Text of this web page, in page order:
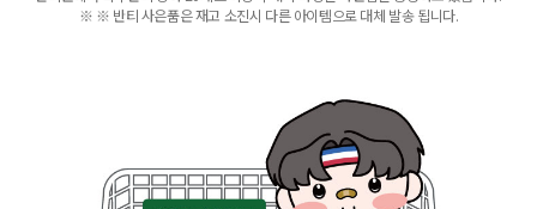
※ ※ 반티 사은품은 재고 소진시 다른 아이템으로 대체 발송 됩니다.